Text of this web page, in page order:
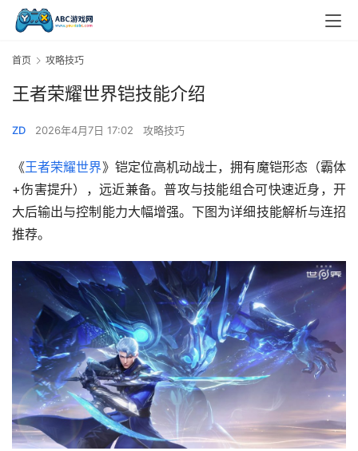
首页 攻略技巧
王者荣耀世界铠技能介绍
ZD 2026年4月7日 17:02 攻略技巧
《王者荣耀世界》铠定位高机动战士，拥有魔铠形态（霸体
+伤害提升），远近兼备。普攻与技能组合可快速近身，开
大后输出与控制能力大幅增强。下图为详细技能解析与连招
推荐。